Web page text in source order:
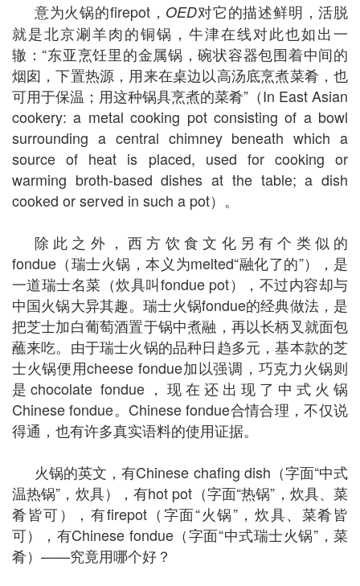
意为火锅的firepot， OED对它的描述鲜明，活脱
就是北京涮羊肉的铜锅，牛津在线对此也如出一
辙：“东亚烹饪里的金属锅，碗状容器包围着中间的
烟囱，下置热源，用来在桌边以高汤底烹煮菜肴，也
可用于保温；用这种锅具烹煮的菜肴”（In East Asian
cookery: a metal cooking pot consisting of a bowl
surrounding a central chimney beneath which a
source of heat is placed, used for cooking or
warming broth-based dishes at the table; a dish
cooked or served in such a pot）。
除此之外，西方饮食文化另有个类似的
fondue（瑞士火锅，本义为melted“融化了的”），是
一道瑞士名菜（炊具叫fondue pot），不过内容却与
中国火锅大异其趣。瑞士火锅fondue的经典做法，是
把芝士加白葡萄酒置于锅中煮融，再以长柄叉就面包
蘸来吃。由于瑞士火锅的品种日趋多元，基本款的芝
士火锅便用cheese fondue加以强调，巧克力火锅则
是chocolate fondue，现在还出现了中式火锅
Chinese fondue。Chinese fondue合情合理，不仅说
得通，也有许多真实语料的使用证据。
火锅的英文，有Chinese chafing dish（字面“中式
温热锅”，炊具），有hot pot（字面“热锅”，炊具、菜
肴皆可），有firepot（字面“火锅”，炊具、菜肴皆
可），有Chinese fondue（字面“中式瑞士火锅”，菜
肴）——究竟用哪个好？